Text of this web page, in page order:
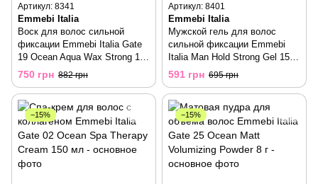
Артикул: 8341
Emmebi Italia
Воск для волос сильной
фиксации Emmebi Italia Gate
19 Ocean Aqua Wax Strong 100
мл
750 грн 882 грн
Артикул: 8401
Emmebi Italia
Мужской гель для волос
сильной фиксации Emmebi
Italia Man Hold Strong Gel 150
мл
591 грн 695 грн
−15% −15%